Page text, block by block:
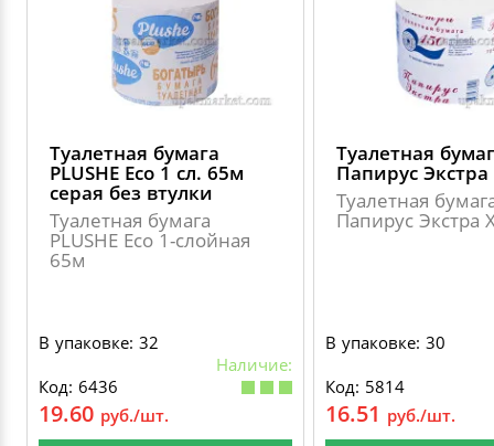
Туалетная бумага
PLUSHE Eco 1 сл. 65м
серая без втулки
Туалетная бумага
PLUSHE Eco 1-слойная
65м
В упаковке: 32
Наличие:
Код: 6436
19.60 руб./шт.
Туалетная
Папирус Экстра
Туалетная
Папирус Экстра
В упаковке: 30
Код: 5814
16.51 руб./шт.